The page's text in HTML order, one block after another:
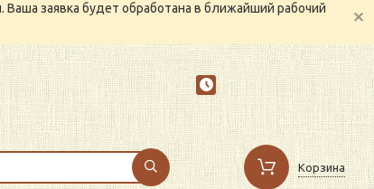
заявка будет обработана в ближайший рабочий
Корзина